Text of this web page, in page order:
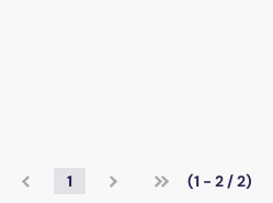
1 (1 - 2 / 2)